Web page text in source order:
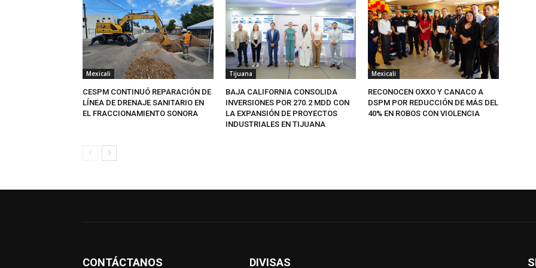
Mexicali
CESPM CONTINUÓ REPARACIÓN DE
LÍNEA DE DRENAJE SANITARIO EN
EL FRACCIONAMIENTO SONORA
Tijuana
BAJA CALIFORNIA CONSOLIDA
INVERSIONES POR 270.2 MDD CON
LA EXPANSIÓN DE PROYECTOS
INDUSTRIALES EN TIJUANA
Mexicali
RECONOCEN OXXO Y CANACO A
DSPM POR REDUCCIÓN DE MÁS DEL
40% EN ROBOS CON VIOLENCIA
CONTÁCTANOS DIVISAS